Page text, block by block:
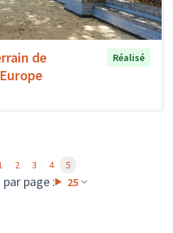
de
Réalisé
page : 25
2 3 4 5